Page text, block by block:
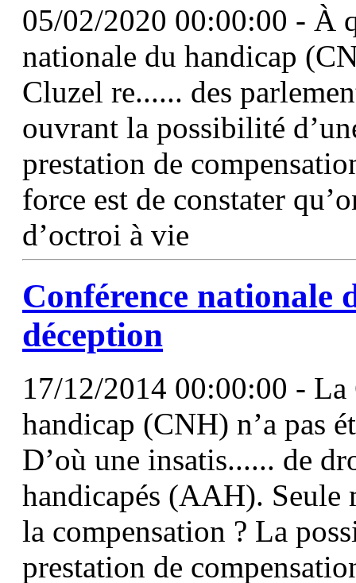
05/02/2020 00:00:00 - À
nationale du handicap
Cluzel re...... des
ouvrant la possibilité
prestation de
force est de constater
d’octroi à vie
Conférence nationale
déception
17/12/2014 00:00:00 -
handicap (CNH) n’a pas
D’où une insatis...... de
handicapés (AAH). Seule
la compensation ? La
prestation de